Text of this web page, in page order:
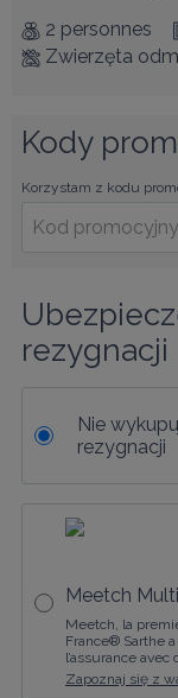
2 personnes
Zwierzęta
Kody
Korzystam z kodu
rezygnacji
Nie
rezygnacji
Meetch
Meetch, la
France® Sarthe
l’assurance
Zapoznaj się z